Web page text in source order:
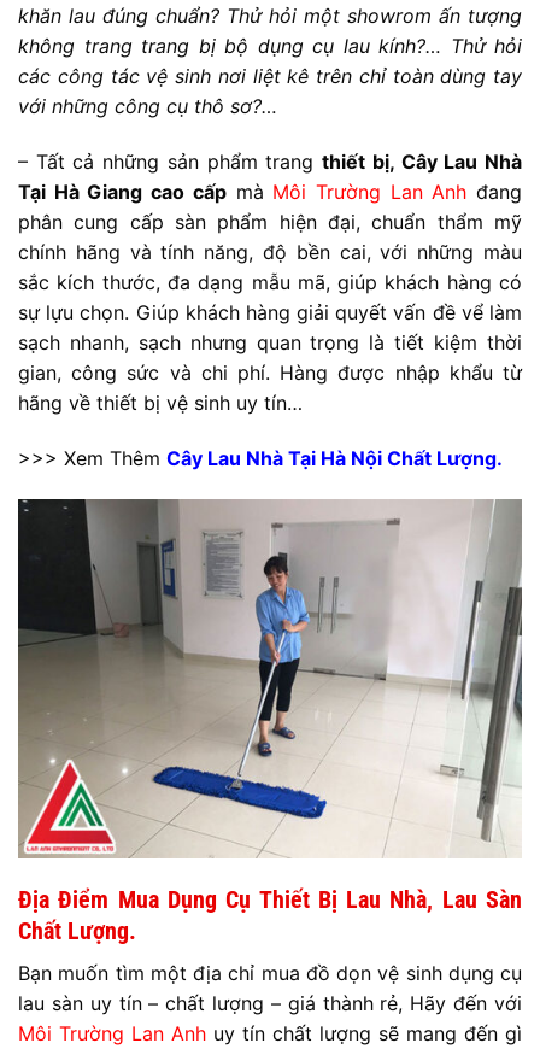
khăn lau đúng chuẩn? Thử hỏi một showrom ấn tượng
không trang trang bị bộ dụng cụ lau kính?… Thử hỏi
các công tác vệ sinh nơi liệt kê trên chỉ toàn dùng tay
với những công cụ thô sơ?…
– Tất cả những sản phẩm trangthiết bị, Cây Lau Nhà
Tại Hà Giang cao cấpmà Môi Trường Lan Anh đang
phân cung cấp sàn phẩm hiện đại, chuẩn thẩm mỹ
chính hãng và tính năng, độ bền cai, với những màu
sắc kích thước, đa dạng mẫu mã, giúp khách hàng có
sự lựu chọn. Giúp khách hàng giải quyết vấn đề vể làm
sạch nhanh, sạch nhưng quan trọng là tiết kiệm thời
gian, công sức và chi phí. Hàng được nhập khẩu từ
hãng về thiết bị vệ sinh uy tín…
>>> Xem Thêm Cây Lau Nhà Tại Hà Nội Chất Lượng.
Địa Điểm Mua Dụng Cụ Thiết Bị Lau Nhà, Lau Sàn
Chất Lượng.
Bạn muốn tìm một địa chỉ mua đồ dọn vệ sinh dụng cụ
lau sàn uy tín – chất lượng – giá thành rẻ, Hãy đến với
Môi Trường Lan Anh uy tín chất lượng sẽ mang đến gì